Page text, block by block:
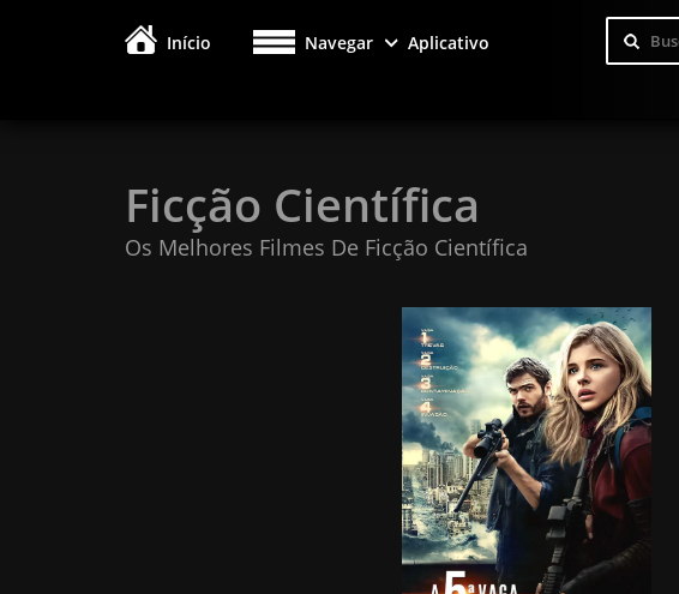
Início Navegar Aplicativo
Ficção Científica
Os Melhores Filmes De Ficção Científica